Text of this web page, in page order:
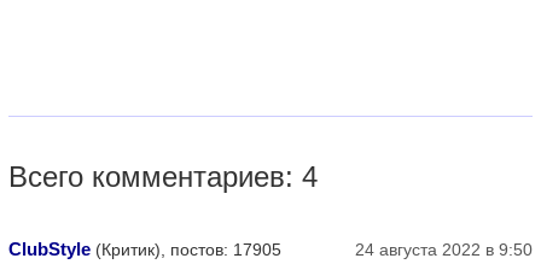
Всего комментариев: 4
ClubStyle (Критик), постов: 17905 24 августа 2022 в 9:50